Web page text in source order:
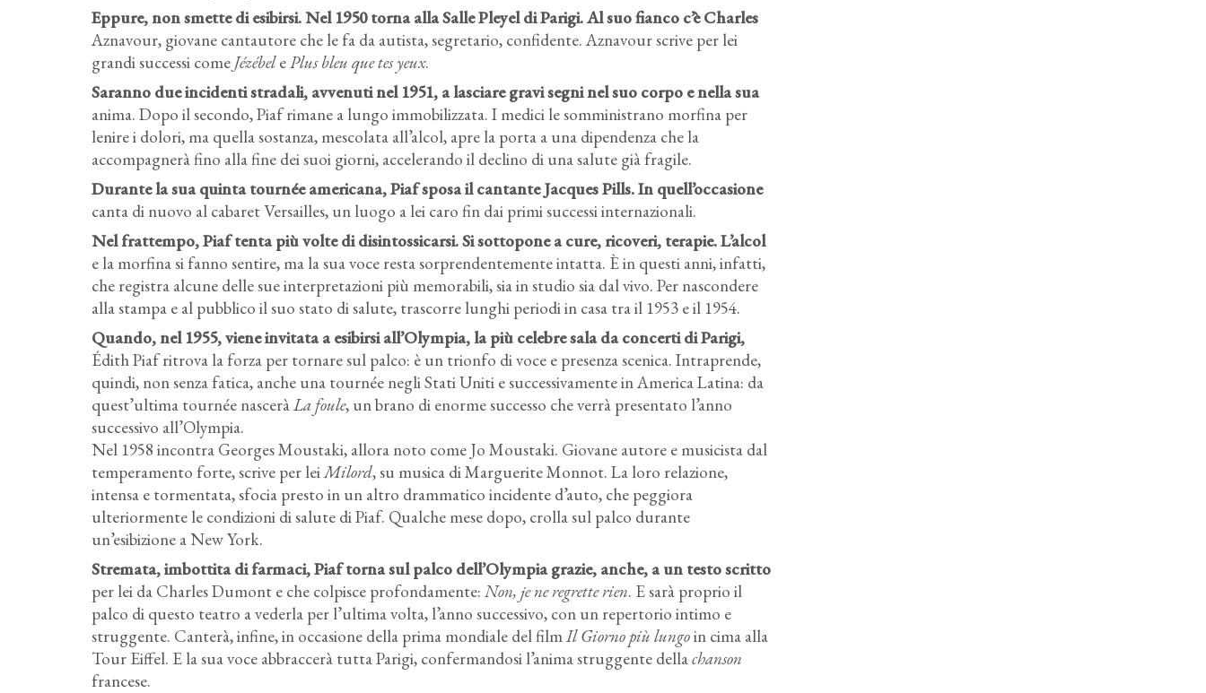
Eppure, non smette di esibirsi. Nel 1950 torna alla Salle Pleyel di Parigi. Al suo fianco c’è Charles
Aznavour, giovane cantautore che le fa da autista, segretario, confidente. Aznavour scrive per lei
grandi successi come JézébelePlus bleu que tes yeux.
Saranno due incidenti stradali, avvenuti nel 1951, a lasciare gravi segni nel suo corpo e nella sua
anima. Dopo il secondo, Piaf rimane a lungo immobilizzata. I medici le somministrano morfina per
lenire i dolori, ma quella sostanza, mescolata all’alcol, apre la porta a una dipendenza che la
accompagnerà fino alla fine dei suoi giorni, accelerando il declino di una salute già fragile.
Durante la sua quinta tournée americana, Piaf sposa il cantante Jacques Pills. In quell’occasione
canta di nuovo al cabaret Versailles, un luogo a lei caro fin dai primi successi internazionali.
Nel frattempo, Piaf tenta più volte di disintossicarsi. Si sottopone a cure, ricoveri, terapie. L’alcol
e la morfina si fanno sentire, ma la sua voce resta sorprendentemente intatta. È in questi anni, infatti,
che registra alcune delle sue interpretazioni più memorabili, sia in studio sia dal vivo. Per nascondere
alla stampa e al pubblico il suo stato di salute, trascorre lunghi periodi in casa tra il 1953 e il 1954.
Quando, nel 1955, viene invitata a esibirsi all’Olympia, la più celebre sala da concerti di Parigi,
Édith Piaf ritrova la forza per tornare sul palco: è un trionfo di voce e presenza scenica. Intraprende,
quindi, non senza fatica, anche una tournée negli Stati Uniti e successivamente in America Latina: da
quest’ultima tournée nasceràLa foule, un brano di enorme successo che verrà presentato l’anno
successivo all’Olympia.
Nel 1958 incontra Georges Moustaki, allora noto come Jo Moustaki. Giovane autore e musicista dal
temperamento forte, scrive per leiMilord, su musica di Marguerite Monnot. La loro relazione,
intensa e tormentata, sfocia presto in un altro drammatico incidente d’auto, che peggiora
ulteriormente le condizioni di salute di Piaf. Qualche mese dopo, crolla sul palco durante
un’esibizione a New York.
Stremata, imbottita di farmaci, Piaf torna sul palco dell’Olympia grazie, anche, a un testo scritto
per lei da Charles Dumont e che colpisce profondamente: Non, je ne regrette rien. E sarà proprio il
palco di questo teatro a vederla per l’ultima volta, l’anno successivo, con un repertorio intimo e
struggente. Canterà, infine, in occasione della prima mondiale del filmIl Giorno più lungoin cima alla
Tour Eiffel. E la sua voce abbraccerà tutta Parigi, confermandosi l’anima struggente dellachanson
francese.